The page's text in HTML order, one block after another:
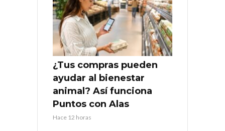
¿Tus compras pueden
ayudar al bienestar
animal? Así funciona
Puntos con Alas
Hace 12 horas